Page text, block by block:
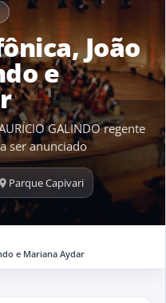
João
e
GALINDO regente
ser anunciado
Parque Capivari
e Mariana Aydar